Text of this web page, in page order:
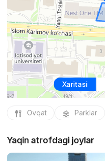
Xaritasi
Ovqat Parklar
Yaqin atrofdagi joylar